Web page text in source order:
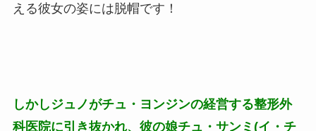
える彼女の姿には脱帽です！
しかしジュノがチュ・ヨンジンの経営する整形外
科医院に引き抜かれ、彼の娘チュ・サンミ(イ・チ